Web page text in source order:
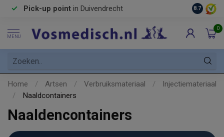
Pick-up point in Duivendrecht 8.7
MENU
0
Home / Artsen / Verbruiksmateriaal /
Injectiemateriaal
/
Naaldcontainers
Naaldencontainers